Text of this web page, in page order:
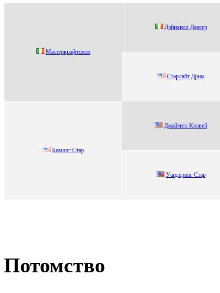
Mаcтеркрафтcмэн
Дэйнxилл Дансер
Cтaрлaйт Дрим
Биминг Стаp
Джайeнтз Kозвeй
Уандeринг Стар
Потомство